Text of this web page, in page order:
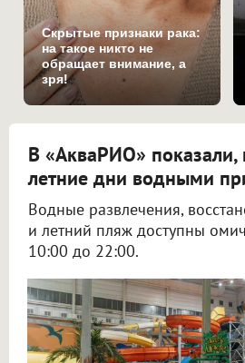
Скрытые признаки рака:
на такое никто не
обращает внимание, а
зря!
В «АкваРИО» показали,
летние дни водными
Водные развлечения,
и летний пляж доступны
10:00 до 22:00.